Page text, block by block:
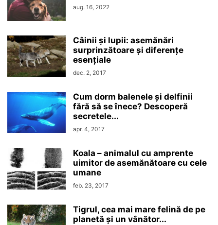
aug. 16, 2022
Câinii și lupii: asemănări
surprinzătoare și diferențe
esențiale
dec. 2, 2017
Cum dorm balenele și delfinii
fără să se înece? Descoperă
secretele...
apr. 4, 2017
Koala – animalul cu amprente
uimitor de asemănătoare cu cele
umane
feb. 23, 2017
Tigrul, cea mai mare felină de pe
planetă și un vânător...